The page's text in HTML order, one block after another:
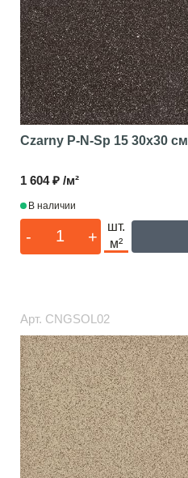
Czarny P-N-Sp 15 30x30 см
1 604 ₽ /м²
В наличии
- +
шт.
м²
Арт. CNGSOL02